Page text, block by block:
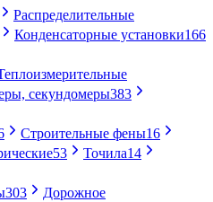
Распределительные
Конденсаторные установки166
секундомеры383
Строительные фены16
53 Точила14
303
Дорожное